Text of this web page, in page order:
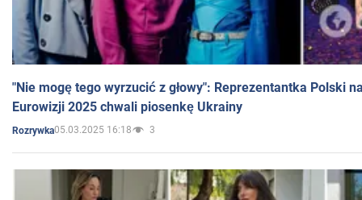
"Nie mogę tego wyrzucić z głowy": Reprezentantka Polski
Eurowizji 2025 chwali piosenkę Ukrainy
Rozrywka05.03.2025 16:18 3